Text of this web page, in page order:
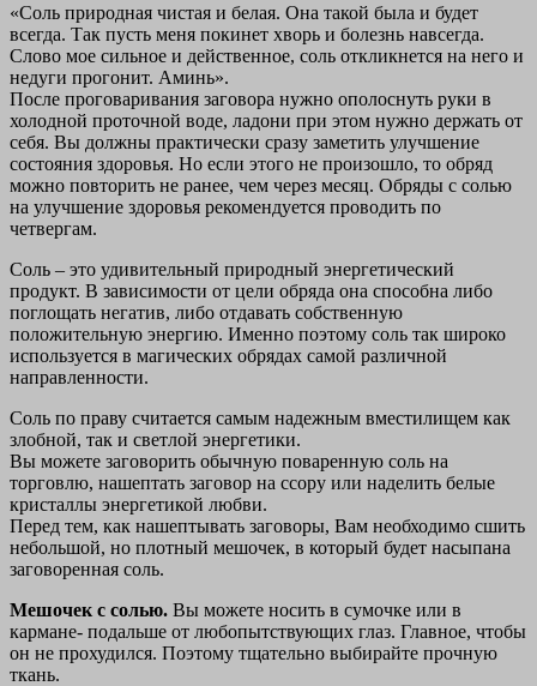
«Соль природная чистая и белая. Она такой была и будет
всегда. Так пусть меня покинет хворь и болезнь навсегда.
Слово мое сильное и действенное, соль откликнется на него и
недуги прогонит. Аминь».
После проговаривания заговора нужно ополоснуть руки в
холодной проточной воде, ладони при этом нужно держать от
себя. Вы должны практически сразу заметить улучшение
состояния здоровья. Но если этого не произошло, то обряд
можно повторить не ранее, чем через месяц. Обряды с солью
на улучшение здоровья рекомендуется проводить по
четвергам.
Соль – это удивительный природный энергетический
продукт. В зависимости от цели обряда она способна либо
поглощать негатив, либо отдавать собственную
положительную энергию. Именно поэтому соль так широко
используется в магических обрядах самой различной
направленности.
Соль по праву считается самым надежным вместилищем как
злобной, так и светлой энергетики.
Вы можете заговорить обычную поваренную соль на
торговлю, нашептать заговор на ссору или наделить белые
кристаллы энергетикой любви.
Перед тем, как нашептывать заговоры, Вам необходимо сшить
небольшой, но плотный мешочек, в который будет насыпана
заговоренная соль.
Мешочек с солью. Вы можете носить в сумочке или в
кармане- подальше от любопытствующих глаз. Главное, чтобы
он не прохудился. Поэтому тщательно выбирайте прочную
ткань.